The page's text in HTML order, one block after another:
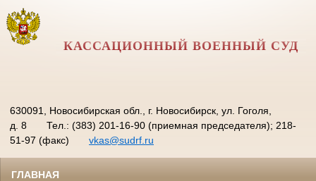
КАССАЦИОННЫЙ ВОЕННЫЙ СУД
630091, Новосибирская обл., г. Новосибирск, ул. Гоголя,
д. 8
Тел.: (383) 201-16-90 (приемная председателя); 218-
51-97 (факс)
vkas@sudrf.ru
ГЛАВНАЯ